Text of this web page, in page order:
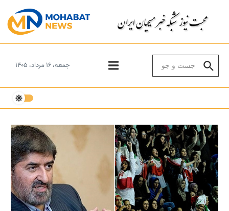
جمعه، ۱۶ مرداد، ۱۴۰۵